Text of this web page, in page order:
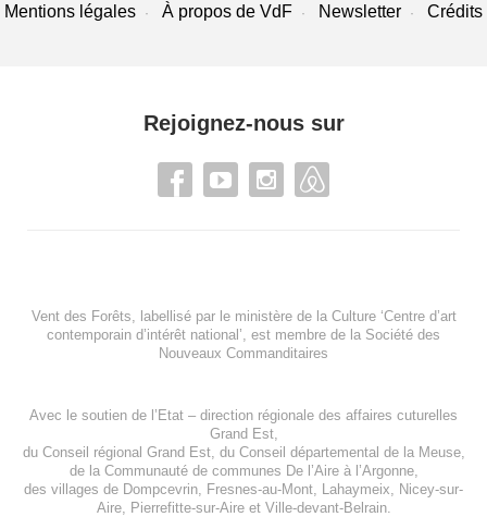
Mentions légales À propos de VdF Newsletter Crédits
Rejoignez-nous sur
Vent des Forêts, labellisé par le ministère de la Culture ‘Centre d’art
contemporain d’intérêt national’, est membre de la Société des
Nouveaux Commanditaires
Avec le soutien de l’ Etat – direction régionale des affaires cuturelles
Grand Est,
du Conseil régional Grand Est, du Conseil départemental de la Meuse,
de la Communauté de communes De l’Aire à l’Argonne,
des villages de Dompcevrin Fresnes-au-Mont Lahaymeix
Nicey-sur-
Aire, Pierrefitte-sur-Aireet Ville-devant-Belrain.